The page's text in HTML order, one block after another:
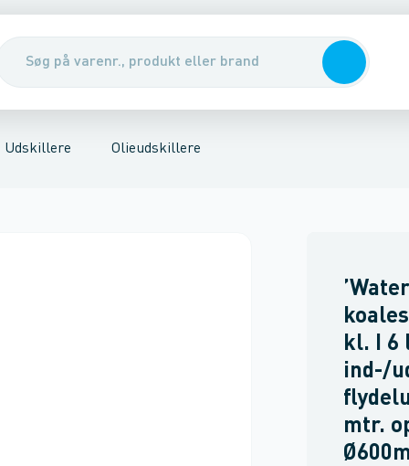
& udskillerePumper, pumpebrønde & ventiler
Udskillere Olieudskillere
Partikeludskillere
kl. I 6
ind-/
mtr.